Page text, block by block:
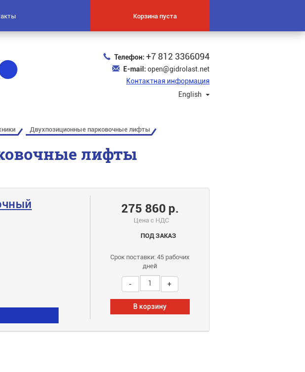
Корзина пуста
Телефон: +7 812 3366094
E-mail: open@gidrolast.net
Контактная информация
English
Двухпозиционные парковочные лифты
лифты
275 860 р.
Цена с НДС
ПОД ЗАКАЗ
Срок поставки: 45 рабочих
дней
В корзину